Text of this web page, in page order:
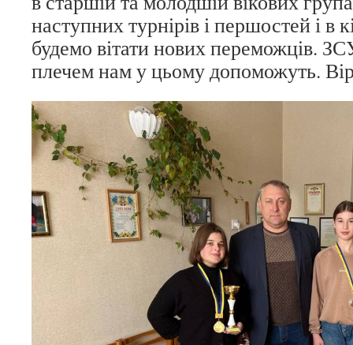
наступних турнірів і першостей і в
будемо вітати нових переможців.
плечем нам у цьому допоможуть.